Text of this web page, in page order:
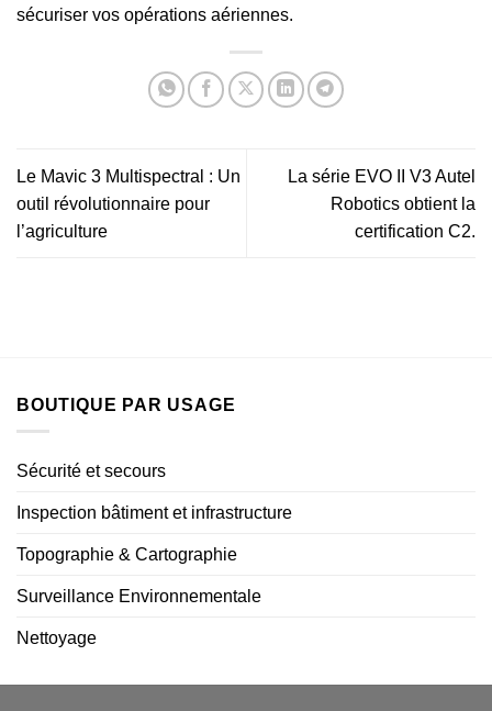
sécuriser vos opérations aériennes.
Le Mavic 3 Multispectral : Un
outil révolutionnaire pour
l’agriculture
La série EVO II V3 Autel
Robotics obtient la
certification C2.
BOUTIQUE PAR USAGE
Sécurité et secours
Inspection bâtiment et infrastructure
Topographie & Cartographie
Surveillance Environnementale
Nettoyage